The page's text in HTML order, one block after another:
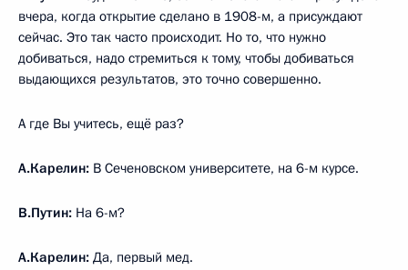
вчера, когда открытие сделано в 1908-м, а присуждают
сейчас. Это так часто происходит. Но то, что нужно
добиваться, надо стремиться к тому, чтобы добиваться
выдающихся результатов, это точно совершенно.
А где Вы учитесь, ещё раз?
А.Карелин: В Сеченовском университете, на 6-м курсе.
В.Путин: На 6-м?
А.Карелин: Да, первый мед.